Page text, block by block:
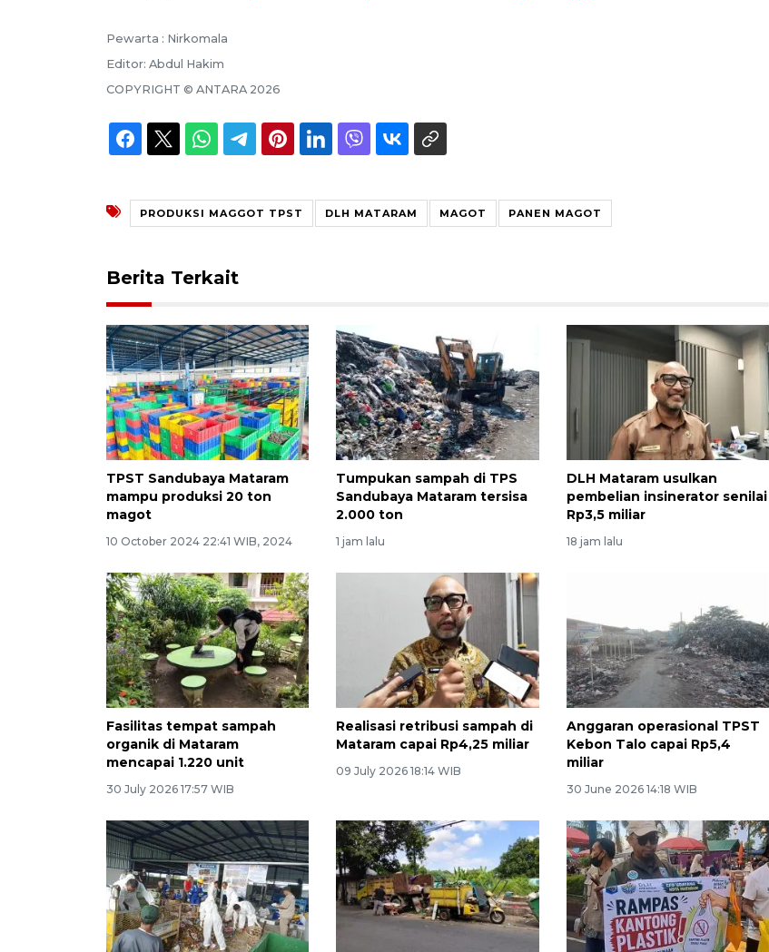
Pewarta : Nirkomala
Editor: Abdul Hakim
COPYRIGHT © ANTARA 2026
PRODUKSI MAGGOT TPST DLH MATARAM MAGOT PANEN MAGOT
Berita Terkait
TPST Sandubaya Mataram
mampu produksi 20 ton
magot
10 October 2024 22:41 WIB, 2024
Tumpukan sampah di TPS
Sandubaya Mataram tersisa
2.000 ton
1 jam lalu
DLH Mataram usulkan
pembelian insinerator senilai
Rp3,5 miliar
18 jam lalu
Fasilitas tempat sampah
organik di Mataram
mencapai 1.220 unit
30 July 2026 17:57 WIB
Realisasi retribusi sampah di
Mataram capai Rp4,25 miliar
09 July 2026 18:14 WIB
Anggaran operasional TPST
Kebon Talo capai Rp5,4
miliar
30 June 2026 14:18 WIB
Awas penipuan berbasis AI